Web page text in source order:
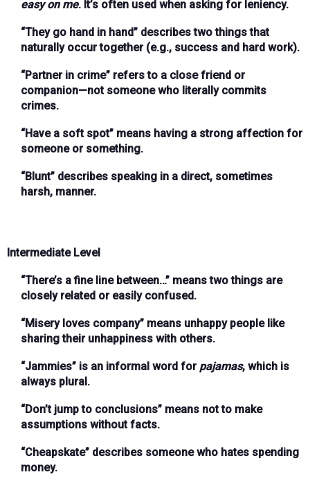
easy on me. It’s often used when asking for leniency.
“They go hand in hand” describes two things that
naturally occur together (e.g., success and hard work).
“Partner in crime” refers to a close friend or
companion—not someone who literally commits
crimes.
“Have a soft spot” means having a strong affection for
someone or something.
“Blunt” describes speaking in a direct, sometimes
harsh, manner.
Intermediate Level
“There’s a fine line between…” means two things are
closely related or easily confused.
“Misery loves company” means unhappy people like
sharing their unhappiness with others.
“Jammies” is an informal word for pajamas, which is
always plural.
“Don’t jump to conclusions” means not to make
assumptions without facts.
“Cheapskate” describes someone who hates spending
money.